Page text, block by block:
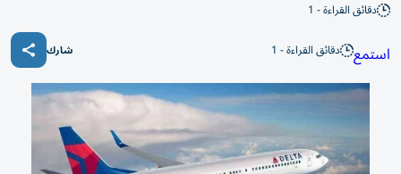
دقائق القراءة - 1
استمع دقائق القراءة - 1 شارك